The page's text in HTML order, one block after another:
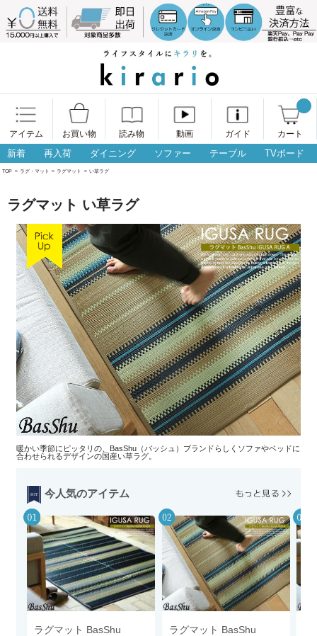
アイテム お買い物 読み物 動画 ガイド カート
新着 再入荷 ダイニング ソファー テーブル TVボード
TOP > ラグ・マット > ラグマット > い草ラグ
ラグマット い草ラグ
暖かい季節にピッタリの、BasShu（バッシュ）ブランドらしくソファやベッドに
合わせられるデザインの国産い草ラグ。
今人気のアイテム
ラグマット BasShu
ラグマット BasShu